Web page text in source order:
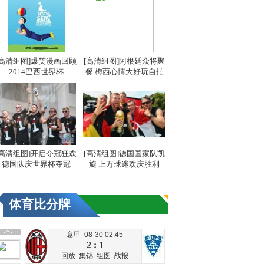
清组图]爆笑漫画回顾
2014巴西世界杯
[高清组图]阿根廷众将聚
餐 梅西心情大好玩自拍
清组图]开启夺冠狂欢
德国队庆世界杯夺冠
[高清组图]德国国家队凯
旋 上万球迷欢庆胜利
体育比分牌
意甲 08-30 02:45
2 : 1
回放 集锦 组图 战报